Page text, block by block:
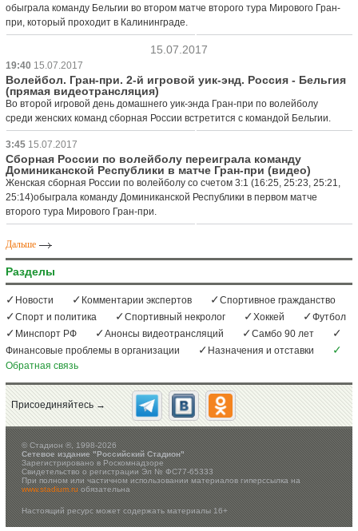
обыграла команду Бельгии во втором матче второго тура Мирового Гран-
при, который проходит в Калининграде.
15.07.2017
19:40 15.07.2017
Волейбол. Гран-при. 2-й игровой уик-энд. Россия - Бельгия
(прямая видеотрансляция)
Во второй игровой день домашнего уик-энда Гран-при по волейболу
среди женских команд сборная России встретится с командой Бельгии.
3:45 15.07.2017
Сборная России по волейболу переиграла команду
Доминиканской Республики в матче Гран-при (видео)
Женская сборная России по волейболу со счетом 3:1 (16:25, 25:23, 25:21,
25:14)обыграла команду Доминиканской Республики в первом матче
второго тура Мирового Гран-при.
Дальше
Разделы
Новости Комментарии экспертов
Спортивное гражданство
Спорт и политика
Спортивный некролог Хоккей
Футбол
Минспорт РФ
Анонсы видеотрансляций
Самбо 90 лет
Финансовые проблемы в организации
Назначения и отставки
Обратная связь
Присоединяйтесь →
©Стадион ®, 1998-2026
Сетевое издание "Российский Стадион"
Зарегистрировано в Роскомнадзоре
Свидетельство о регистрации Эл № ФС77-65333
При полном или частичном использовании материалов гиперссылка на
www.stadium.ruобязательна
Настоящий ресурс может содержать материалы 16+